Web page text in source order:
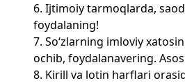
6. Ijtimoiy tarmoqlarda,
foydalaning!
7. So‘zlarning imloviy
ochib, foydalanavering.
8. Kirill va lotin harflari